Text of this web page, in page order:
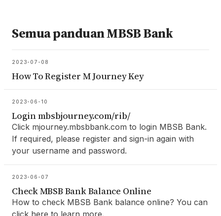
Semua panduan MBSB Bank
How To Register M Journey Key
2023-07-08
Login mbsbjourney.com/rib/
Click mjourney.mbsbbank.com to login MBSB Bank.
If required, please register and sign-in again with
your username and password.
2023-06-10
Check MBSB Bank Balance Online
How to check MBSB Bank balance online? You can
click here to learn more.
2023-06-07